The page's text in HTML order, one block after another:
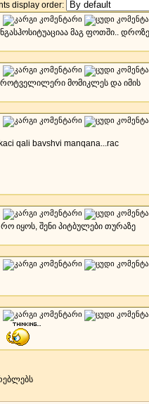
display order:
მაგ ფოთში.. დროზე
როტველილერი მომიკლეს და იმის
qali bavshvi manqana...rac
იყოს, შენი პიტბულები თურაზე